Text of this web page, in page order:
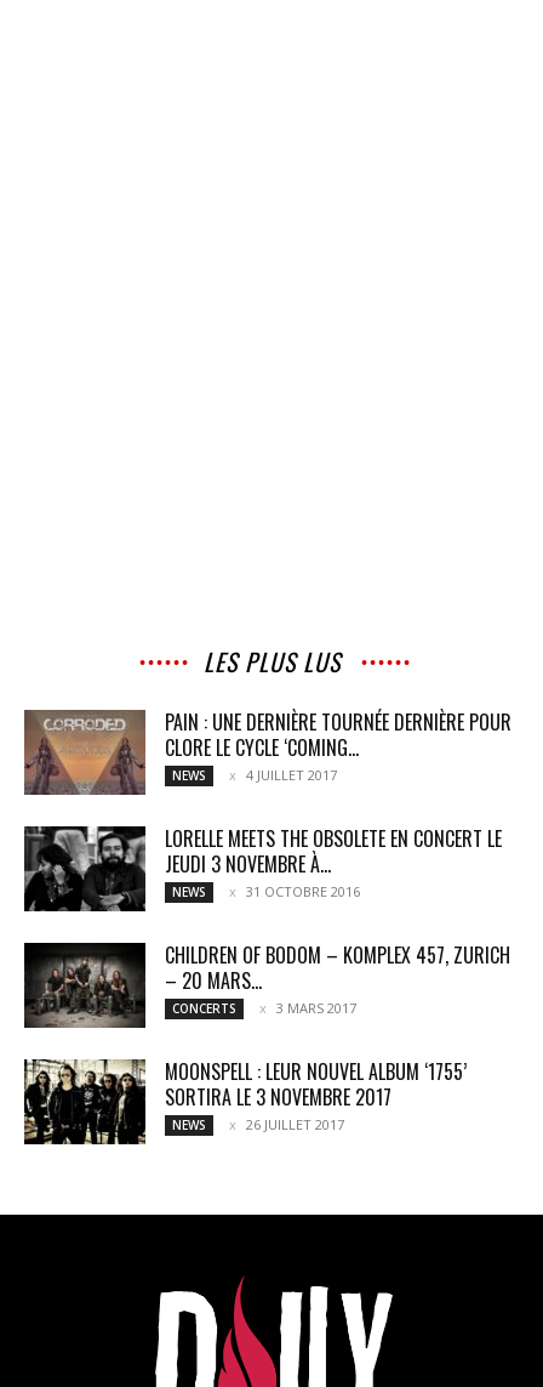
LES PLUS LUS
PAIN : UNE DERNIÈRE TOURNÉE DERNIÈRE POUR
CLORE LE CYCLE ‘COMING...
NEWS 4 JUILLET 2017
LORELLE MEETS THE OBSOLETE EN CONCERT LE
JEUDI 3 NOVEMBRE À...
NEWS 31 OCTOBRE 2016
CHILDREN OF BODOM – KOMPLEX 457, ZURICH
– 20 MARS...
CONCERTS 3 MARS 2017
MOONSPELL : LEUR NOUVEL ALBUM ‘1755’
SORTIRA LE 3 NOVEMBRE 2017
NEWS 26 JUILLET 2017